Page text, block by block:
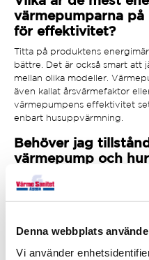
Denna webbplats
Vi använder
värmepumparna på
för effektivitet?
Titta på produktens
bättre. Det är också smart att
mellan olika modeller.
även kallat årsvärmefaktor
värmepumpens effektivitet
enbart husuppvärmning.
Behöver jag
värmepump och
förskrifter. Här kan du läsa om